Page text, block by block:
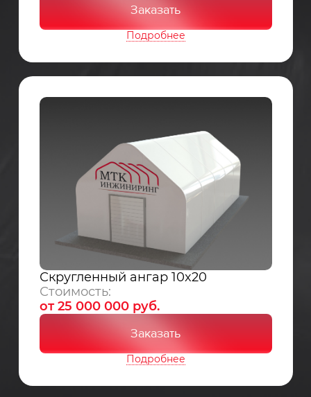
Заказать
Подробнее
Скругленный ангар 10x20
Стоимость:
от 25 000 000 руб.
Заказать
Подробнее